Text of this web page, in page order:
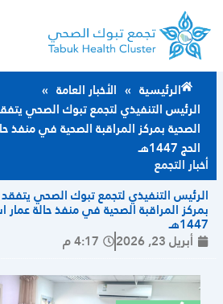
إلى
المحتوى
الرئيسية » الأخبار العامة »
الرئيس التنفيذي لتجمع تبوك الصحي
الصحية بمركز المراقبة الصحية في منفذ
الحج 1447هـ
أخبار التجمع
الرئيس التنفيذي لتجمع تبوك الصحي
بمركز المراقبة الصحية في منفذ حالة
1447هـ
أبريل 23, 2026 4:17 م